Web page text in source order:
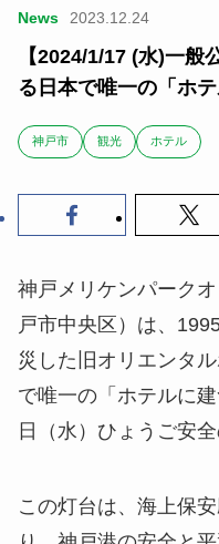
News 2023.12.24
【2024/1/17 (水)一般
る日本で唯一の「ホ
神戸市 観光 ホテル
神戸メリケンパーク
戸市中央区）は、
災した旧オリエンタ
で唯一の「ホテルに
日（水）ひょうご安
この灯台は、海上保